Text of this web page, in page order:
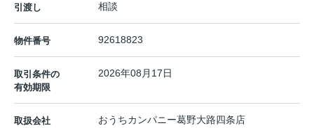
引渡し 相談
物件番号 92618823
取引条件の
有効期限
2026年08月17日
取扱会社
おうちカンパニー葛野大路四条店